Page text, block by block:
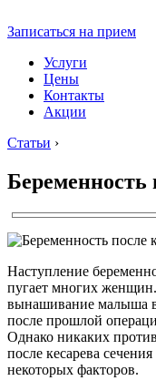
Записаться на прием
Услуги
Цены
Контакты
Акции
Статьи ›
Беременность
Наступление
пугает многих
вынашивание малыша в
после прошлой
Однако никаких
после кесарева
некоторых факторов.